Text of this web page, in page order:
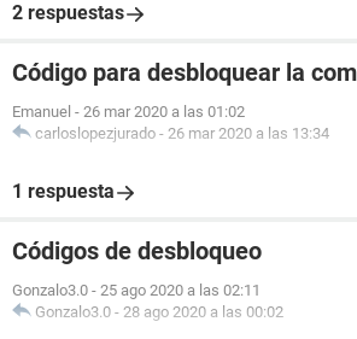
2 respuestas
Código para desbloquear la
Emanuel - 26 mar 2020 a las 01:02
carloslopezjurado - 26 mar 2020 a las 13:34
1 respuesta
Códigos de desbloqueo
Gonzalo3.0 - 25 ago 2020 a las 02:11
Gonzalo3.0 - 28 ago 2020 a las 00:02